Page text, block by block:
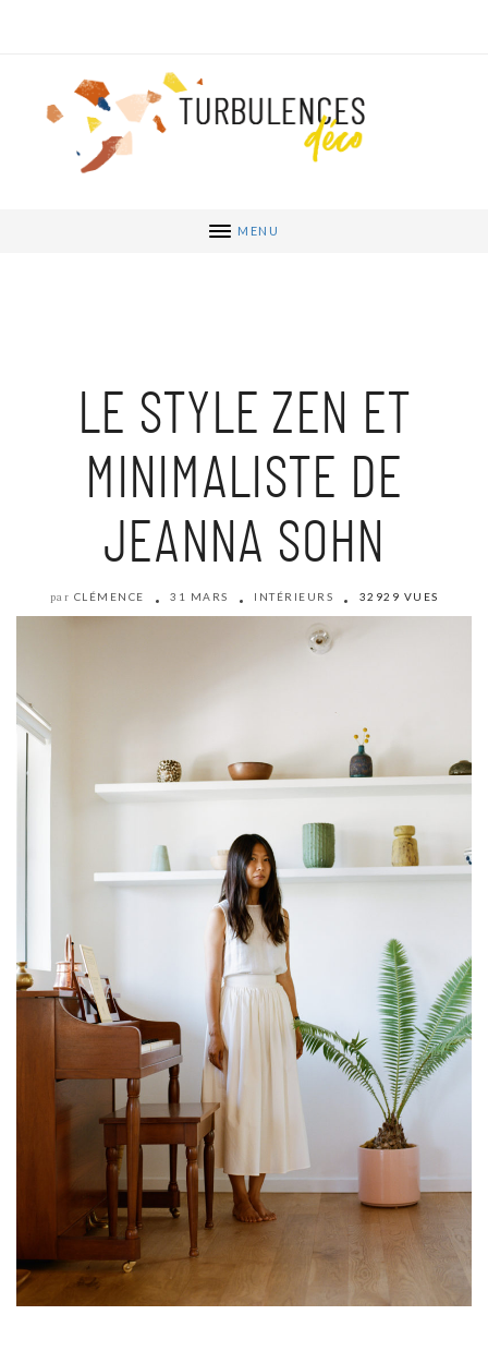
MENU
LE STYLE ZEN ET
MINIMALISTE DE
JEANNA SOHN
par CLÉMENCE 31 MARS INTÉRIEURS 32929 VUES